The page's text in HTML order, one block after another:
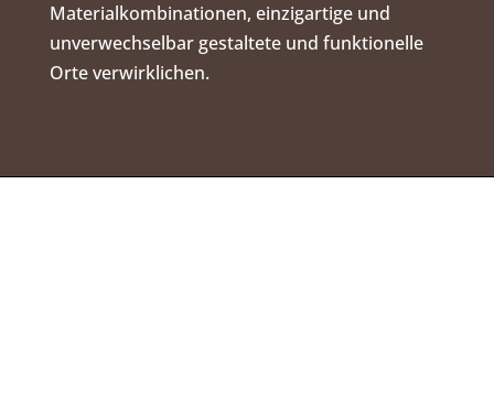
Materialkombinationen, einzigartige und
unverwechselbar gestaltete und funktionelle
Orte verwirklichen.